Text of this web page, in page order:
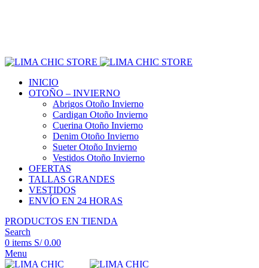
INICIO
OTOÑO – INVIERNO
Abrigos Otoño Invierno
Cardigan Otoño Invierno
Cuerina Otoño Invierno
Denim Otoño Invierno
Sueter Otoño Invierno
Vestidos Otoño Invierno
OFERTAS
TALLAS GRANDES
VESTIDOS
ENVÍO EN 24 HORAS
PRODUCTOS EN TIENDA
Search
0 items S/0.00
Menu